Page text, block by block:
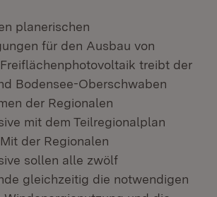
planerischen
für den Ausbau von
treibt der
Bodensee-Oberschwaben
der Regionalen
mit dem Teilregionalplan
der Regionalen
sollen alle zwölf
gleichzeitig die notwendigen